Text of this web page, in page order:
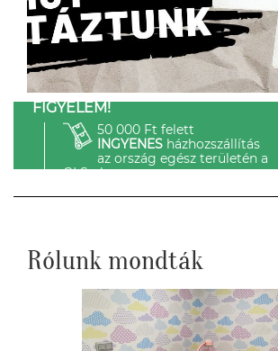
FIGYELEM!
50 000 Ft felett
INGYENESházhozszállítás
az ország egész területén a
GLS-el.
Rólunk mondták